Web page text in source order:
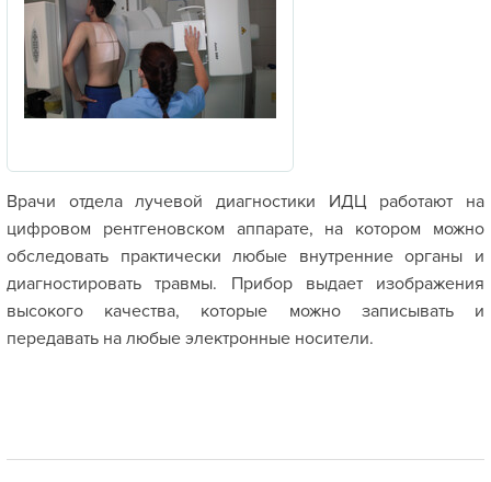
Врачи отдела лучевой диагностики ИДЦ работают на
цифровом рентгеновском аппарате, на котором можно
обследовать практически любые внутренние органы и
диагностировать травмы. Прибор выдает изображения
высокого качества, которые можно записывать и
передавать на любые электронные носители.